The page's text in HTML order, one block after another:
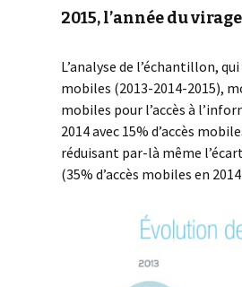
2015, l’année du
L’analyse de l’échantillon,
mobiles (2013-2014-2015),
mobiles pour l’accès à
2014 avec 15% d’accès
réduisant par-là même
(35% d’accès mobiles en